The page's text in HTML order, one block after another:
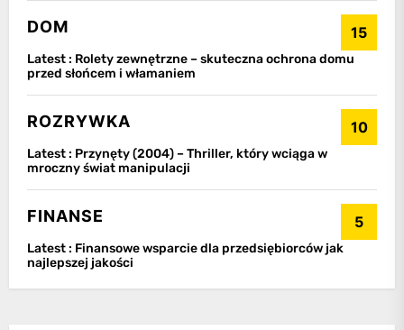
DOM 15
Latest : Rolety zewnętrzne – skuteczna ochrona domu
przed słońcem i włamaniem
ROZRYWKA 10
Latest : Przynęty (2004) – Thriller, który wciąga w
mroczny świat manipulacji
FINANSE 5
Latest : Finansowe wsparcie dla przedsiębiorców jak
najlepszej jakości